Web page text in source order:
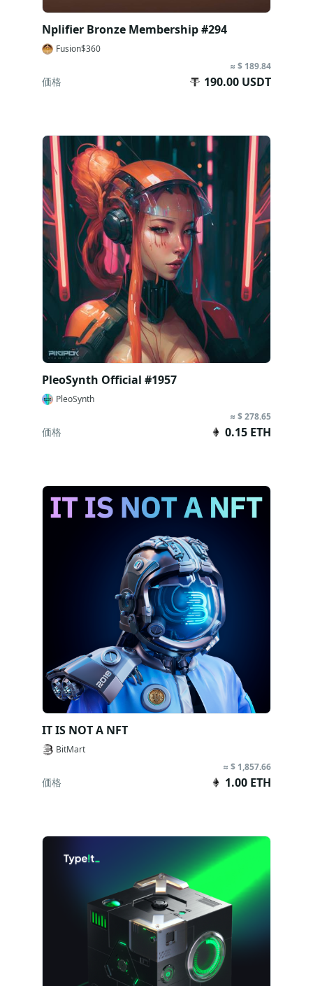
Nplifier Bronze Membership #294
Fusion$360
≈ $ 189.84
価格 190.00 USDT
PleoSynth Official #1957
PleoSynth
≈ $ 278.65
価格 0.15 ETH
IT IS NOT A NFT
BitMart
≈ $ 1,857.66
価格 1.00 ETH